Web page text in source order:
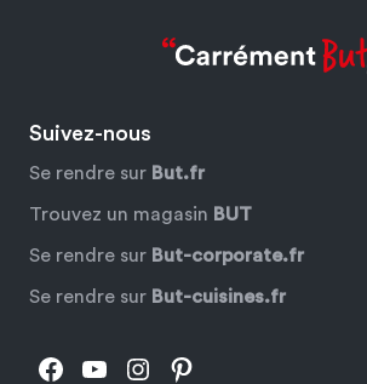
Suivez-nous
Se rendre sur But.fr
Trouvez un magasin BUT
Se rendre sur But-corporate.fr
Se rendre sur But-cuisines.fr
Facebook
YouTube
Instagram
Pinterest